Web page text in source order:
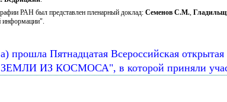
РАН был представлен пленарный доклад: Семенов С.М.,
информации".
прошла Пятнадцатая Всероссийская
ИЗ КОСМОСА", в которой приняли